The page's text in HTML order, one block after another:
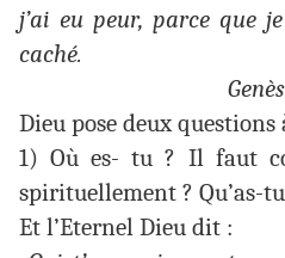
j’ai eu peur, parce que
caché.
Genèse 3 :
Dieu pose deux questions
1) Où es- tu ? Il faut
spirituellement ? Qu’as-
Et l’Eternel Dieu dit :